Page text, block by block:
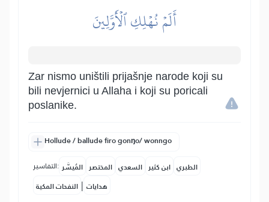
أَلَمۡ نُهۡلِكِ ٱلۡأَوَّلِينَ
Zar nismo uništili prijašnje narode koji su
bili nevjernici u Allaha i koji su poricali
poslanike.
Hollude / ballude firo gonŋo/ wonngo
التفاسير: المُيسَّر المختصر السعدي ابن كثير الطبري
النفحات المكية | هدايات